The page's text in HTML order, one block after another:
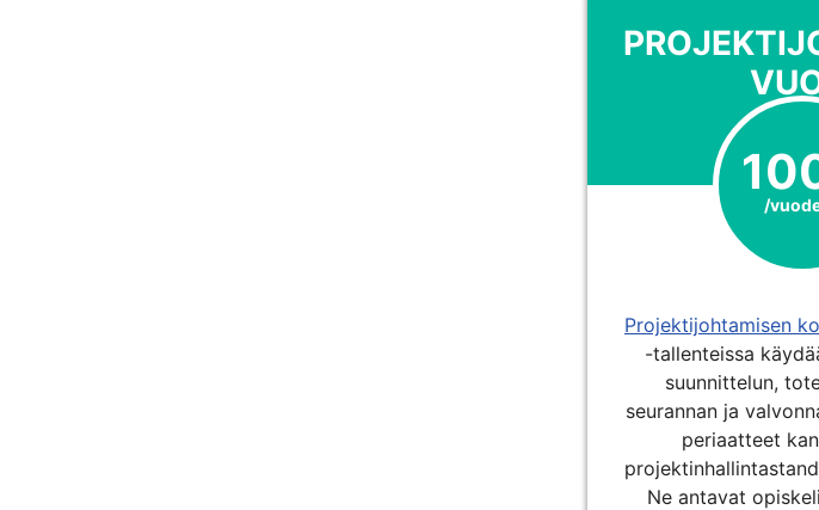
/
Projektijohtamisen
-tallenteissa
suunnittelun,
seurannan ja
periaatteet
Ne antavat